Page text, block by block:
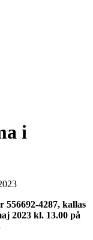
i
4287, kallas
2023 kl. 13.00 på